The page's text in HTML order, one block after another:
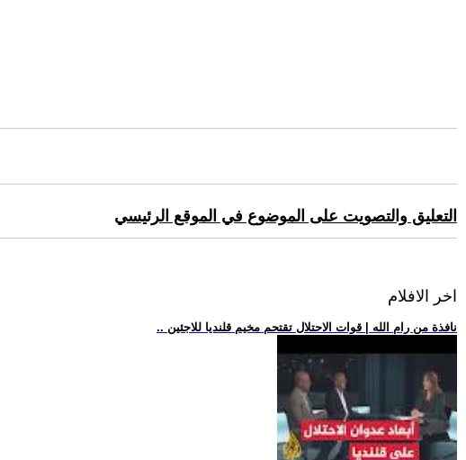
التعليق والتصويت على الموضوع في الموقع الرئيسي
اخر الافلام
.. نافذة من رام الله | قوات الاحتلال تقتحم مخيم قلنديا للاجئين